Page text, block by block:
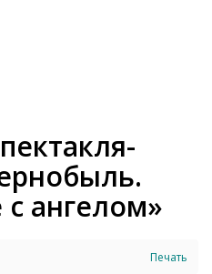
ангелом»
Печать